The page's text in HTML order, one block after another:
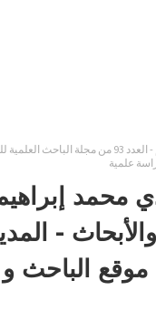
غزوة الخندق دروس وعبر . الدكتور سيدي محمد إبراهيم - العدد
محمد
-
الباحث